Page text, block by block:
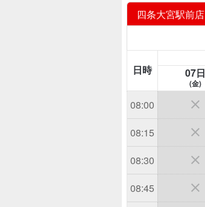
四条大宮駅前店
日時 07日
(金)
08:00 
08:15 
08:30 
08:45 